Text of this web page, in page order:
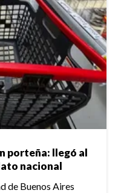
porteña: llegó al
nacional
de Buenos Aires